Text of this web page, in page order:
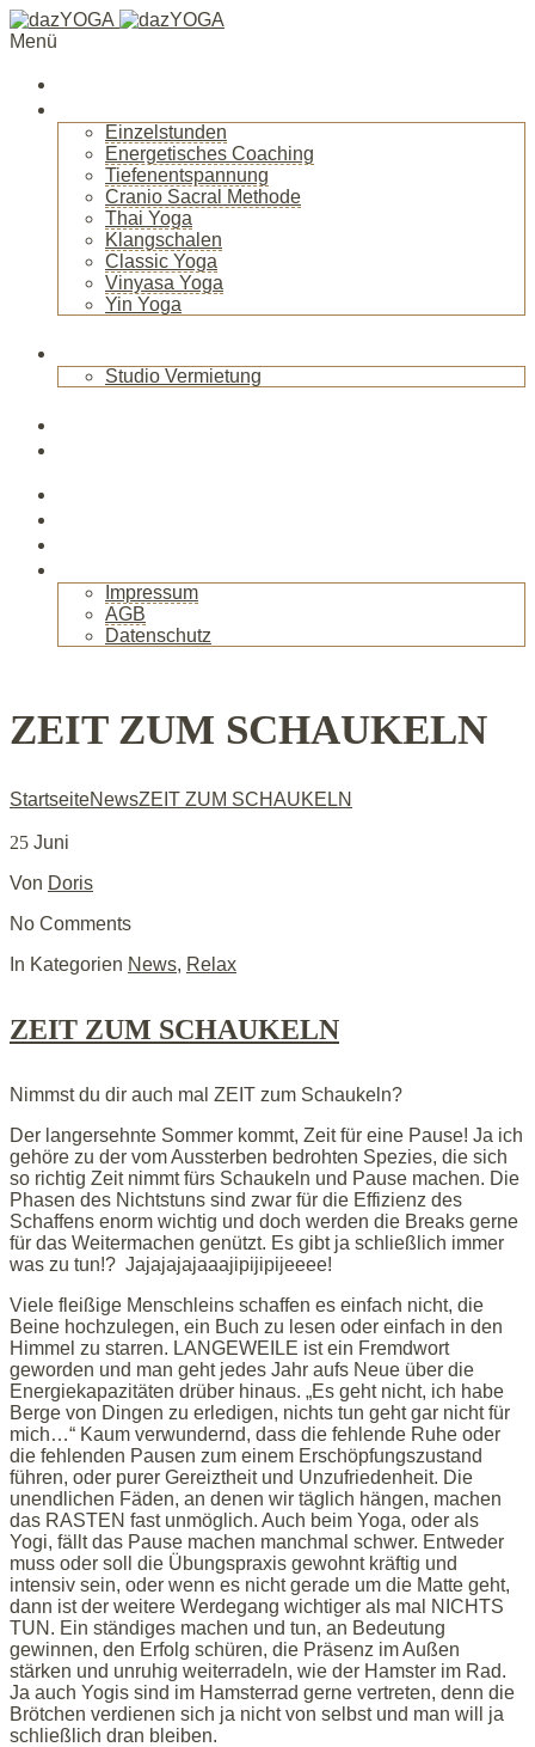
Menü
Einzelstunden
Energetisches Coaching
Tiefenentspannung
Cranio Sacral Methode
Thai Yoga
Klangschalen
Classic Yoga
Vinyasa Yoga
Yin Yoga
Studio Vermietung
Impressum
AGB
Datenschutz
ZEIT ZUM SCHAUKELN
StartseiteNewsZEIT ZUM SCHAUKELN
25 Juni
Von Doris
No Comments
In Kategorien News, Relax
ZEIT ZUM SCHAUKELN
Nimmst du dir auch mal ZEIT zum Schaukeln?
Der langersehnte Sommer kommt, Zeit für eine Pause! Ja ich
gehöre zu der vom Aussterben bedrohten Spezies, die sich
so richtig Zeit nimmt fürs Schaukeln und Pause machen. Die
Phasen des Nichtstuns sind zwar für die Effizienz des
Schaffens enorm wichtig und doch werden die Breaks gerne
für das Weitermachen genützt. Es gibt ja schließlich immer
was zu tun!? Jajajajajaaajipijipijeeee!
Viele fleißige Menschleins schaffen es einfach nicht, die
Beine hochzulegen, ein Buch zu lesen oder einfach in den
Himmel zu starren. LANGEWEILE ist ein Fremdwort
geworden und man geht jedes Jahr aufs Neue über die
Energiekapazitäten drüber hinaus. „Es geht nicht, ich habe
Berge von Dingen zu erledigen, nichts tun geht gar nicht für
mich…“ Kaum verwundernd, dass die fehlende Ruhe oder
die fehlenden Pausen zum einem Erschöpfungszustand
führen, oder purer Gereiztheit und Unzufriedenheit. Die
unendlichen Fäden, an denen wir täglich hängen, machen
das RASTEN fast unmöglich. Auch beim Yoga, oder als
Yogi, fällt das Pause machen manchmal schwer. Entweder
muss oder soll die Übungspraxis gewohnt kräftig und
intensiv sein, oder wenn es nicht gerade um die Matte geht,
dann ist der weitere Werdegang wichtiger als mal NICHTS
TUN. Ein ständiges machen und tun, an Bedeutung
gewinnen, den Erfolg schüren, die Präsenz im Außen
stärken und unruhig weiterradeln, wie der Hamster im Rad.
Ja auch Yogis sind im Hamsterrad gerne vertreten, denn die
Brötchen verdienen sich ja nicht von selbst und man will ja
schließlich dran bleiben.